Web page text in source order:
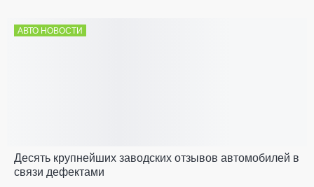
АВТО НОВОСТИ
Десять крупнейших заводских отзывов автомобилей в
связи дефектами